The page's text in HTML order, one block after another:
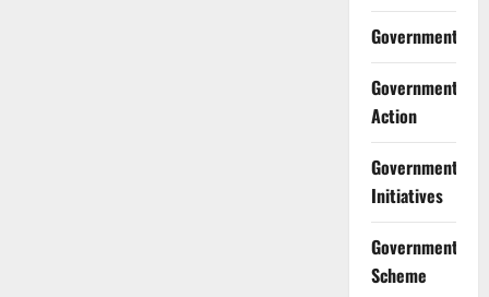
Government
Government
Action
Government
Initiatives
Government
Scheme